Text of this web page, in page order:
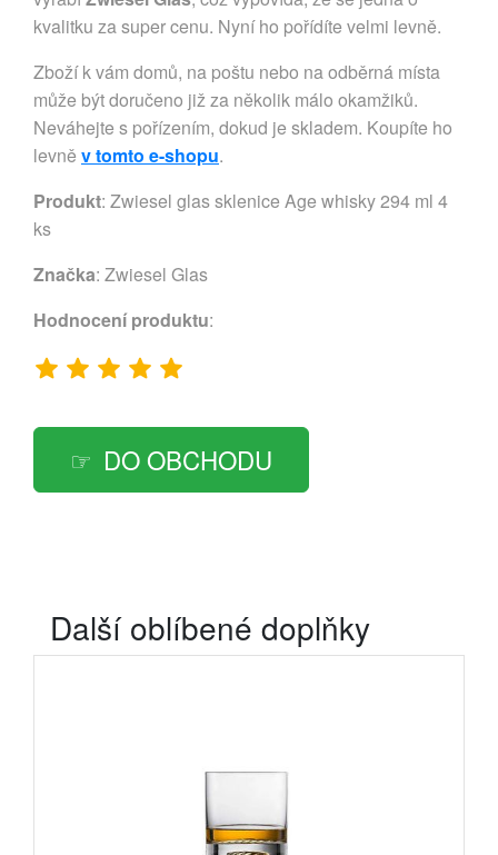
kvalitku za super cenu. Nyní ho pořídíte velmi levně.
Zboží k vám domů, na poštu nebo na odběrná místa
může být doručeno již za několik málo okamžiků.
Neváhejte s pořízením, dokud je skladem. Koupíte ho
levně v tomto e-shopu.
Produkt: Zwiesel glas sklenice Age whisky 294 ml 4
ks
Značka: Zwiesel Glas
Hodnocení produktu:
DO OBCHODU
Další oblíbené doplňky